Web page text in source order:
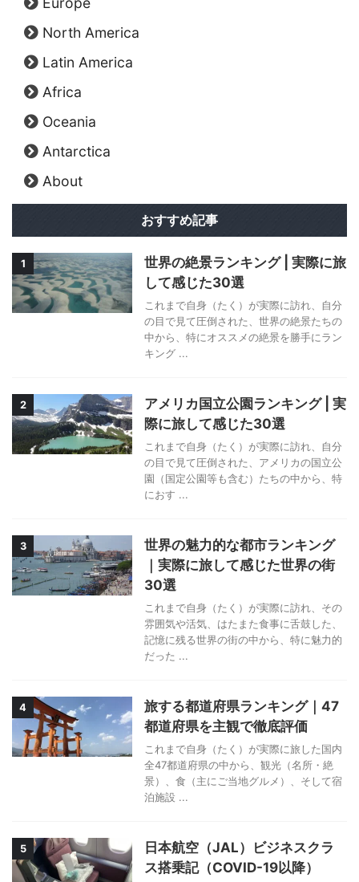
North America
Latin America
Africa
Oceania
Antarctica
About
おすすめ記事
1
世界の絶景ランキング | 実際に旅
して感じた30選
これまで自身（たく）が実際に訪れ、自分
の目で見て圧倒された、世界の絶景たちの
中から、特にオススメの絶景を勝手にラン
キング ...
2
アメリカ国立公園ランキング | 実
際に旅して感じた30選
これまで自身（たく）が実際に訪れ、自分
の目で見て圧倒された、アメリカの国立公
園（国定公園等も含む）たちの中から、特
におす ...
3
世界の魅力的な都市ランキング
｜実際に旅して感じた世界の街
30選
これまで自身（たく）が実際に訪れ、その
雰囲気や活気、はたまた食事に舌鼓した、
記憶に残る世界の街の中から、特に魅力的
だった ...
4
旅する都道府県ランキング｜47
都道府県を主観で徹底評価
これまで自身（たく）が実際に旅した国内
全47都道府県の中から、観光（名所・絶
景）、食（主にご当地グルメ）、そして宿
泊施設 ...
5
日本航空（JAL）ビジネスクラ
ス搭乗記（COVID-19以降）